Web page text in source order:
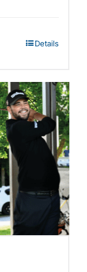
Details